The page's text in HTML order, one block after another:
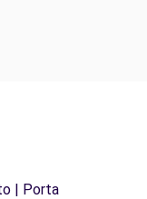
| Porta